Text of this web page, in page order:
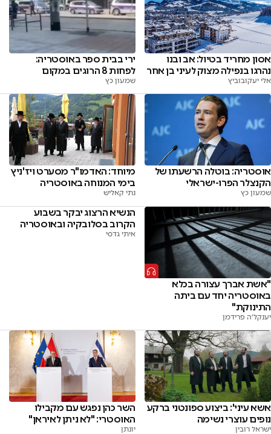
אסון מחריד בטיול: אב ובנו
נהרגו בנפילה מצוק לעיני בן אחר
אלי יעקובוביץ
ירי בבית ספר באוסטריה:
לפחות 8 הרוגים במקום
שמעון כץ
אוסטריה: בוטלה הרשעתו של
הקנצלר הפרו-ישראלי
שמעון כץ
מיוחד: האדמו"ר מסערט ויז'ניץ
בימי המנוחה באוסטריה
נתי קאליש
"אשת אברך עצורה בכלא
באוסטריה יחד עם ביתה
התינוקת"
יענקל'ה פרידמן
הנשיא הרצוג יבקר בשבוע
הקרוב בסלובקיה ובאוסטריה
איתי גדסי
אשא עיני': ביצוע ספונטני ברקע
נופים עוצרי נשימה
ישראל רובין
השר כהן נפגש עם מקבילו
האוסטרי: "לא ניתן לאיראן"
יונתן